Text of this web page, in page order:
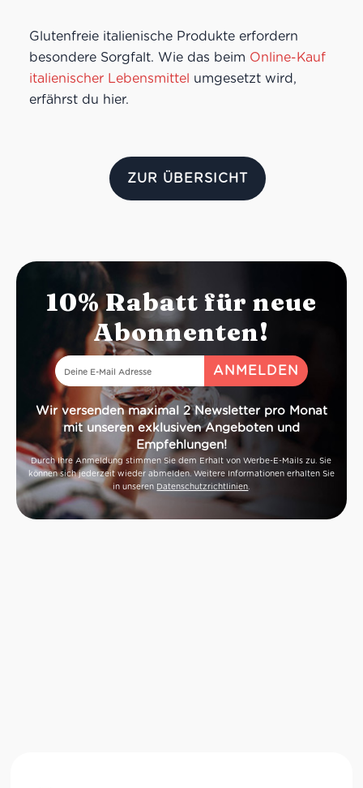
Glutenfreie italienische Produkte erfordern
besondere Sorgfalt. Wie das beim Online-Kauf
italienischer Lebensmittel umgesetzt wird,
erfährst du hier.
ZUR ÜBERSICHT
10% Rabatt für neue
Abonnenten!
Wir versenden maximal 2 Newsletter pro Monat
mit unseren exklusiven Angeboten und
Empfehlungen!
Durch Ihre Anmeldung stimmen Sie dem Erhalt von Werbe-E-Mails zu. Sie
können sich jederzeit wieder abmelden. Weitere Informationen erhalten Sie
in unseren Datenschutzrichtlinien.